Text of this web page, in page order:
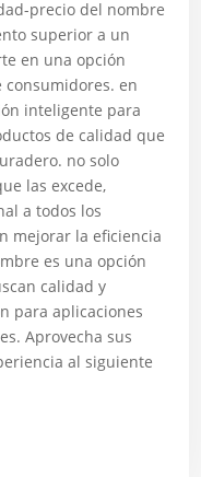
precio del nombre
superior a un
en una opción
en
inteligente para
de calidad que
no solo
las excede,
a todos los
mejorar la eficiencia
es una opción
calidad y
para aplicaciones
Aprovecha sus
al siguiente